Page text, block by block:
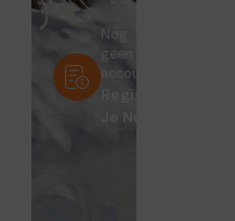
Nog
geen
account?
Registreer